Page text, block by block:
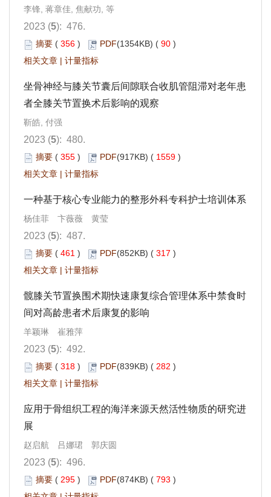
李锋, 蒋章佳, 焦献功, 等
2023 (5): 476.
摘要 ( 356 ) PDF(1354KB) ( 90 )
相关文章 | 计量指标
坐骨神经与膝关节囊后间隙联合收肌管阻滞对老年患
者全膝关节置换术后影响的观察
靳皓, 付强
2023 (5): 480.
摘要 ( 355 ) PDF(917KB) ( 1559 )
相关文章 | 计量指标
一种基于核心专业能力的整形外科专科护士培训体系
杨佳菲 卞薇薇 黄莹
2023 (5): 487.
摘要 ( 461 ) PDF(852KB) ( 317 )
相关文章 | 计量指标
髋膝关节置换围术期快速康复综合管理体系中禁食时
间对高龄患者术后康复的影响
羊颖琳 崔雅萍
2023 (5): 492.
摘要 ( 318 ) PDF(839KB) ( 282 )
相关文章 | 计量指标
应用于骨组织工程的海洋来源天然活性物质的研究进
展
赵启航 吕娜珺 郭庆圆
2023 (5): 496.
摘要 ( 295 ) PDF(874KB) ( 793 )